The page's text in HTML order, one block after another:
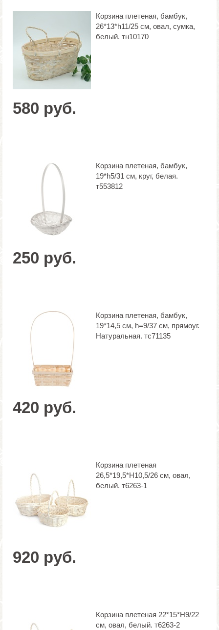
Корзина плетеная, бамбук,
26*13*h11/25 см, овал, сумка,
белый. тн10170
580 руб.
Корзина плетеная, бамбук,
19*h5/31 см, круг, белая.
т553812
250 руб.
Корзина плетеная, бамбук,
19*14,5 см, h=9/37 см, прямоуг.
Натуральная. тс71135
420 руб.
Корзина плетеная
26,5*19,5*H10,5/26 см, овал,
белый. т6263-1
920 руб.
Корзина плетеная 22*15*H9/22
см, овал, белый. т6263-2